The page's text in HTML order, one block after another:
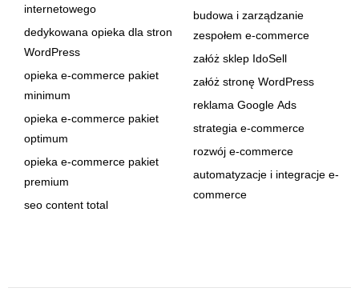
internetowego
dedykowana opieka dla stron
WordPress
opieka e-commerce pakiet
minimum
opieka e-commerce pakiet
optimum
opieka e-commerce pakiet
premium
seo content total
budowa i zarządzanie
zespołem e-commerce
załóż sklep IdoSell
załóż stronę WordPress
reklama Google Ads
strategia e-commerce
rozwój e-commerce
automatyzacje i integracje e-
commerce